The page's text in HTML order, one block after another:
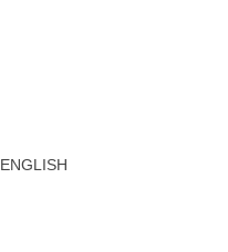
ENGLISH